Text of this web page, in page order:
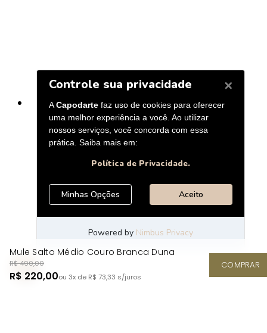
Mule Salto Médio Couro Branca Duna
R$ 490,00
R$ 220,00ou 3x de R$ 73,33 s/juros
COMPRAR